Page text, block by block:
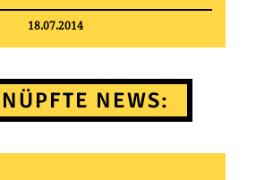
18.07.2014
NEWS: